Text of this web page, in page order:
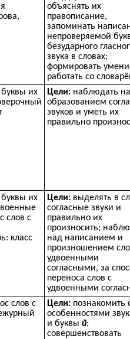
объяснять их
правописание,
запоминать
непроверяемой
безударного
звука в словах;
формировать
работать со
их
Цели: наблюдать
образованием
звуков и уметь их
правильно
их
слов с
класс
Цели: выделять в
согласные звуки и
правильно их
произносить;
над написанием и
произношением
удвоенными
согласными, за
переноса слов с
удвоенными
слов с
Цели: познакомить
особенностями
и буквы й;
совершенствовать